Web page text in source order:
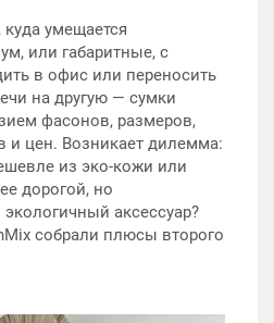
умещается
или габаритные, с
в офис или переносить
на другую — сумки
фасонов, размеров,
и цен. Возникает дилемма:
из эко-кожи или
дорогой, но
аксессуар?
собрали плюсы второго